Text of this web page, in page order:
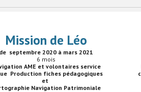
Mission de Léo
de septembre 2020 à mars 2021
6 mois
AME et volontaires service
Production fiches pédagogiques
et
Navigation Patrimoniale